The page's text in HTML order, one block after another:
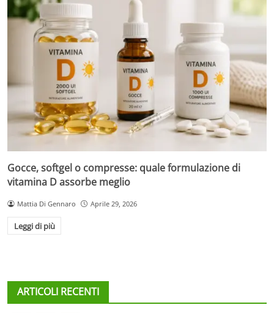
Gocce, softgel o compresse: quale formulazione di
vitamina D assorbe meglio
Mattia Di Gennaro Aprile 29, 2026
Leggi di più
ARTICOLI RECENTI